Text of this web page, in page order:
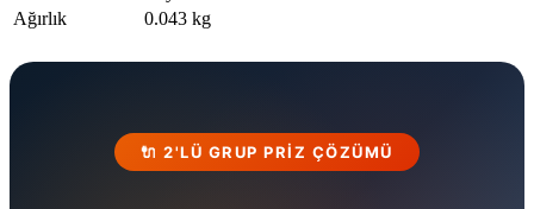
Ağırlık
0.043 kg
🔌 2'LÜ GRUP PRIZ ÇÖZÜMÜ